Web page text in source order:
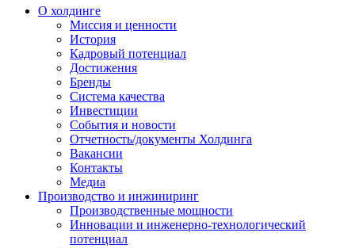
О холдинге
Миссия и ценности
История
Кадровый потенциал
Достижения
Бренды
Система качества
Инвестиции
События и новости
Отчетность/документы Холдинга
Вакансии
Контакты
Медиа
Производство и инжиниринг
Производственные мощности
Инновации и инженерно-технологический
потенциал